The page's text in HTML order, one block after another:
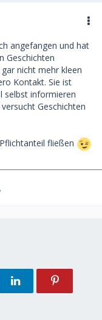
angefangen und hat
Geschichten
nicht mehr kleen
Kontakt. Sie ist
selbst informieren
Geschichten
fließen